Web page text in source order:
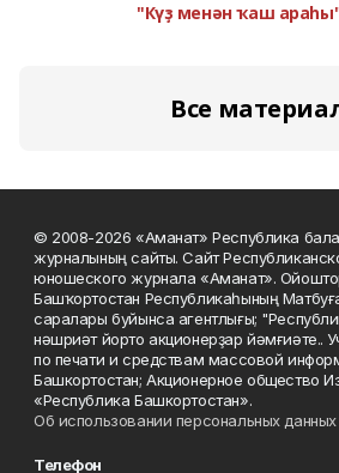
"Күҙ менән ҡаш
Все
© 2008-2026 «Аманат» Республика
журналының сайты. Сайт
юношеского журнала «Аманат».
Башҡортостан Республикаһының
саралары буйынса агентлығы;
нәшриәт йорто акционерҙар йәмғиәте..
по печати и средствам массовой
Башкортостан; Акционерное общество
«Республика Башкортостан».
Об использовании персональных данных
Телефон